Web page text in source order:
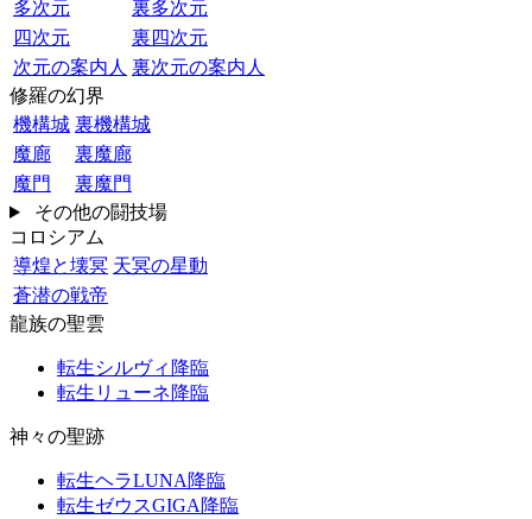
多次元
裏多次元
四次元
裏四次元
次元の案内人 裏次元の案内人
修羅の幻界
機構城 裏機構城
魔廊
裏魔廊
魔門
裏魔門
その他の闘技場
コロシアム
導煌と壊冥 天冥の星動
蒼潜の戦帝
龍族の聖雲
転生シルヴィ降臨
転生リューネ降臨
神々の聖跡
転生ヘラLUNA降臨
転生ゼウスGIGA降臨